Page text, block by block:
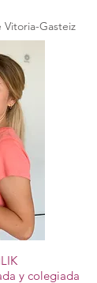
Gasteiz
y colegiada